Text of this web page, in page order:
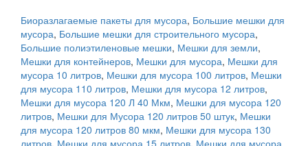
Биоразлагаемые пакеты для мусора, Большие мешки для
мусора, Большие мешки для строительного мусора,
Большие полиэтиленовые мешки, Мешки для земли,
Мешки для контейнеров, Мешки для мусора, Мешки для
мусора 10 литров, Мешки для мусора 100 литров, Мешки
для мусора 110 литров, Мешки для мусора 12 литров,
Мешки для мусора 120 Л 40 Мкм, Мешки для мусора 120
литров, Мешки для Мусора 120 литров 50 штук, Мешки
для мусора 120 литров 80 мкм, Мешки для мусора 130
литров, Мешки для мусора 15 литров, Мешки для мусора